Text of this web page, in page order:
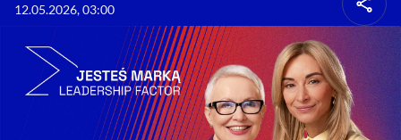
12.05.2026, 03:00